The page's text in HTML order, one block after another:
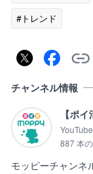
#トレンド
チャンネル情報
【ポ
887 本
モッピーチャンネ